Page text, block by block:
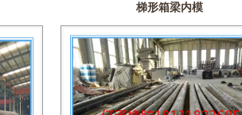
梯形箱梁内模